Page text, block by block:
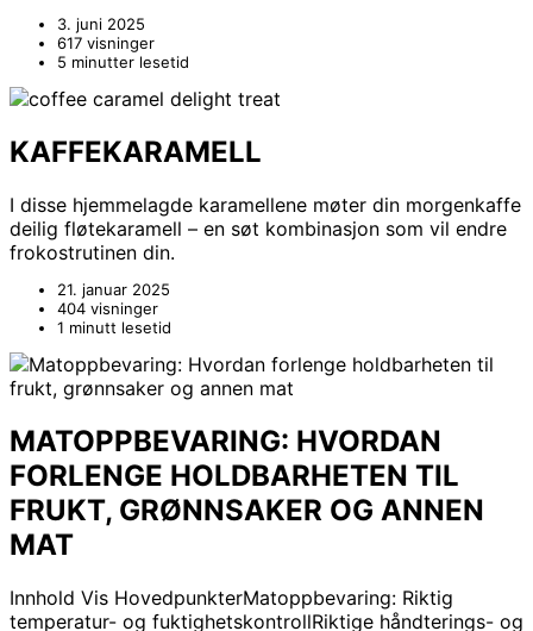
3. juni 2025
617 visninger
5 minutter lesetid
KAFFEKARAMELL
I disse hjemmelagde karamellene møter din morgenkaffe
deilig fløtekaramell – en søt kombinasjon som vil endre
frokostrutinen din.
21. januar 2025
404 visninger
1 minutt lesetid
MATOPPBEVARING: HVORDAN
FORLENGE HOLDBARHETEN TIL
FRUKT, GRØNNSAKER OG ANNEN
MAT
Innhold Vis HovedpunkterMatoppbevaring: Riktig
temperatur- og fuktighetskontrollRiktige håndterings- og